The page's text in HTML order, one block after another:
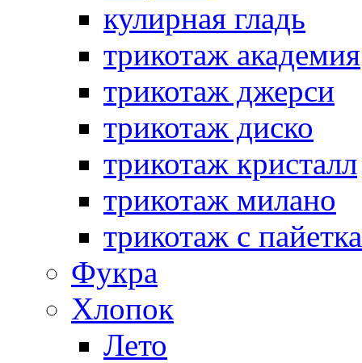
кулирная гладь
трикотаж академия
трикотаж джерси
трикотаж диско
трикотаж кристалл
трикотаж милано
трикотаж с
Фукра
Хлопок
Лето